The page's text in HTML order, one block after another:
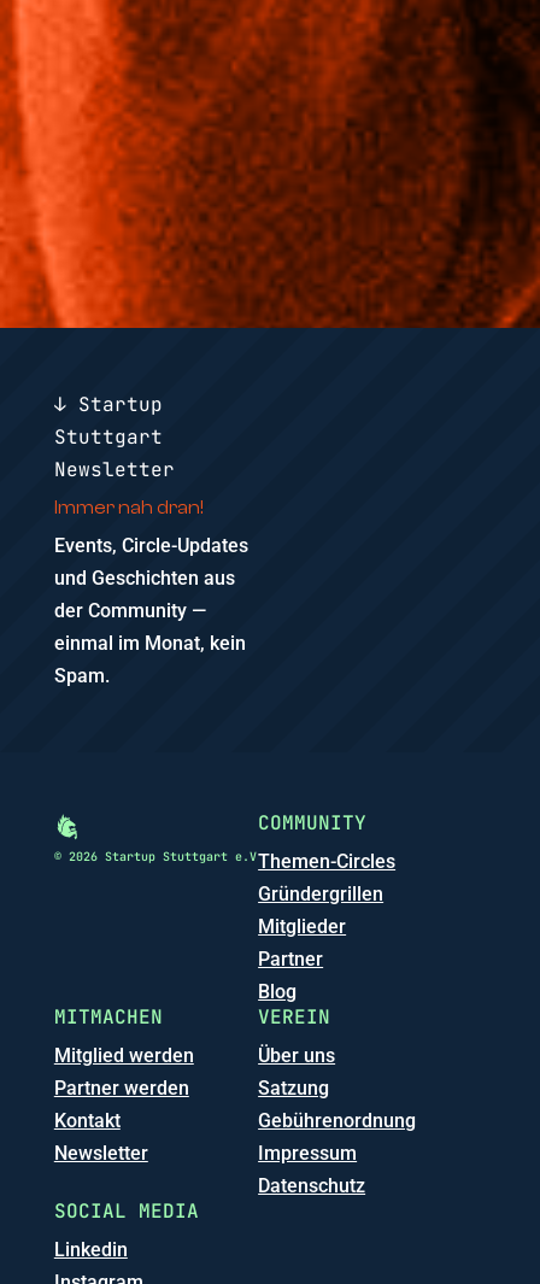
↓ Startup
Stuttgart
Newsletter
Immer nah dran!
Events, Circle-Updates
und Geschichten aus
der Community —
einmal im Monat, kein
Spam.
© 2026 Startup Stuttgart e.V
COMMUNITY
Themen-Circles
Gründergrillen
Mitglieder
Partner
Blog
MITMACHEN
Mitglied werden
Partner werden
Kontakt
Newsletter
VEREIN
Über uns
Satzung
Gebührenordnung
Impressum
Datenschutz
SOCIAL MEDIA
Linkedin